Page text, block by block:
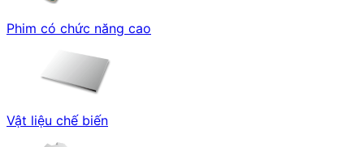
Phim có chức năng cao
Vật liệu chế biến